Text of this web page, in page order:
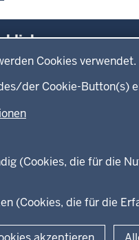
Cookies verwendet.
der Cookie-Button(s)
(Cookies, die für die
(Cookies, die für die